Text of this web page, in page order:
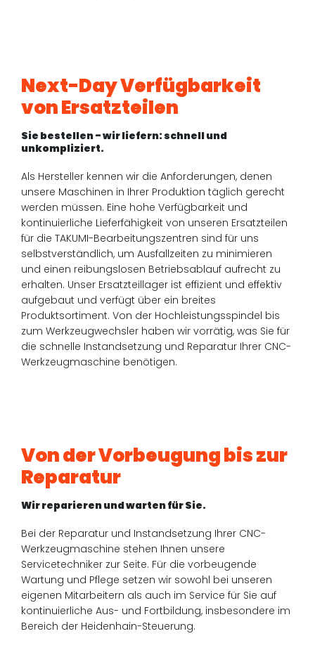
Next-Day Verfügbarkeit
von Ersatzteilen
Sie bestellen - wir liefern: schnell und
unkompliziert.
Als Hersteller kennen wir die Anforderungen, denen
unsere Maschinen in Ihrer Produktion täglich gerecht
werden müssen. Eine hohe Verfügbarkeit und
kontinuierliche Lieferfähigkeit von unseren Ersatzteilen
für die TAKUMI-Bearbeitungszentren sind für uns
selbstverständlich, um Ausfallzeiten zu minimieren
und einen reibungslosen Betriebsablauf aufrecht zu
erhalten. Unser Ersatzteillager ist effizient und effektiv
aufgebaut und verfügt über ein breites
Produktsortiment. Von der Hochleistungsspindel bis
zum Werkzeugwechsler haben wir vorrätig, was Sie für
die schnelle Instandsetzung und Reparatur Ihrer CNC-
Werkzeugmaschine benötigen.
Von der Vorbeugung bis zur
Reparatur
Wir reparieren und warten für Sie.
Bei der Reparatur und Instandsetzung Ihrer CNC-
Werkzeugmaschine stehen Ihnen unsere
Servicetechniker zur Seite. Für die vorbeugende
Wartung und Pflege setzen wir sowohl bei unseren
eigenen Mitarbeitern als auch im Service für Sie auf
kontinuierliche Aus- und Fortbildung, insbesondere im
Bereich der Heidenhain-Steuerung.